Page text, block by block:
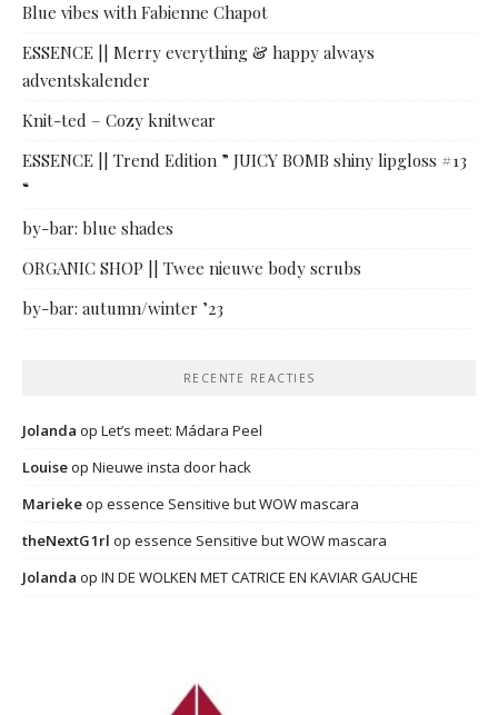
Blue vibes with Fabienne Chapot
ESSENCE || Merry everything & happy always
adventskalender
Knit-ted – Cozy knitwear
ESSENCE || Trend Edition ” JUICY BOMB shiny lipgloss #13
“
by-bar: blue shades
ORGANIC SHOP || Twee nieuwe body scrubs
by-bar: autumn/winter ’23
RECENTE REACTIES
Jolanda op Let’s meet: Mádara Peel
Louiseop Nieuwe insta door hack
Mariekeop essence Sensitive but WOW mascara
theNextG1rl op essence Sensitive but WOW mascara
Jolanda op IN DE WOLKEN MET CATRICE EN KAVIAR GAUCHE